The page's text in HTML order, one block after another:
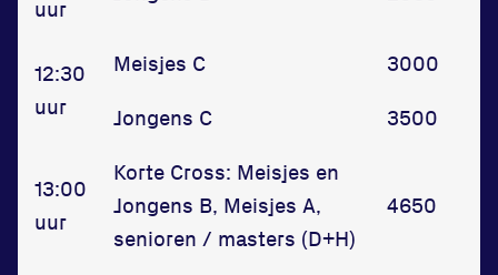
uur
12:30
uur
Meisjes C
Jongens C
3000
3500
13:00
uur
Korte Cross: Meisjes en
Jongens B, Meisjes A,
senioren / masters (D+H)
4650